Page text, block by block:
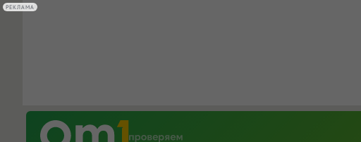
РЕКЛАМА
РЕКЛАМА